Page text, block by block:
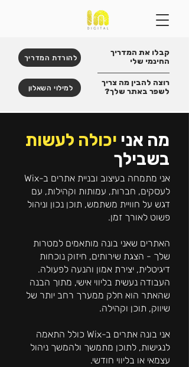
קבלו את המדריך
החינמי שלי
להורדת המדריך
רוצה להבין מה צריך
לשפר באתר שלך?
למילוי השאלון
מה אני יכולה לעשות
בשבילך
אני מתמחה בעיצוב ובניית אתרים ב-Wix
לעסקים, חברות, עמותות וקהילות, עם
דגש על חוויית משתמש, תוכן נכון וניהול
פשוט לאורך זמן.
האתרים שאני בונה מותאמים למטרות
שלך - הצגת שירותים, חיזוק נוכחות
דיגיטלית, יצירת אמון והנעה לפעולה.
העבודה נעשית בליווי אישי, מתוך הבנה
שהאתר הוא חלק ממערך רחב יותר של
שיווק, תוכן וקהילה.
אני בונה אתרים ב-Wix כולל התאמה
לנגישות, לתוכן מתמשך ולהמשך ניהול
עצמאי או בליווי חודשי.